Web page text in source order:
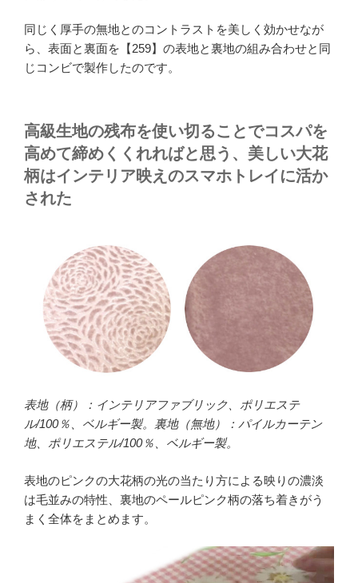
同じく厚手の無地とのコントラストを美しく効かせなが
ら、表面と裏面を【259】の表地と裏地の組み合わせと同
じコンビで製作したのです。
高級生地の残布を使い切ることでコスパを
高めて締めくくれればと思う、美しい大花
柄はインテリア映えのスマホトレイに活か
された
表地（柄）：インテリアファブリック、ポリエステ
ル/100％、ベルギー製。裏地（無地）：パイルカーテン
地、ポリエステル/100％、ベルギー製。
表地のピンクの大花柄の光の当たり方による映りの濃淡
は毛並みの特性、裏地のペールピンク柄の落ち着きがう
まく全体をまとめます。